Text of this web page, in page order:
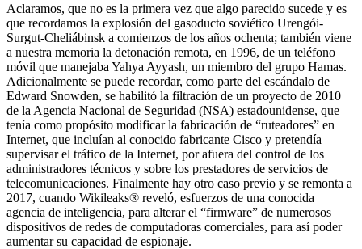
Aclaramos, que no es la primera vez que algo parecido sucede y es
que recordamos la explosión del gasoducto soviético Urengói-
Surgut-Cheliábinsk a comienzos de los años ochenta; también viene
a nuestra memoria la detonación remota, en 1996, de un teléfono
móvil que manejaba Yahya Ayyash, un miembro del grupo Hamas.
Adicionalmente se puede recordar, como parte del escándalo de
Edward Snowden, se habilitó la filtración de un proyecto de 2010
de la Agencia Nacional de Seguridad (NSA) estadounidense, que
tenía como propósito modificar la fabricación de “ruteadores” en
Internet, que incluían al conocido fabricante Cisco y pretendía
supervisar el tráfico de la Internet, por afuera del control de los
administradores técnicos y sobre los prestadores de servicios de
telecomunicaciones. Finalmente hay otro caso previo y se remonta a
2017, cuando Wikileaks® reveló, esfuerzos de una conocida
agencia de inteligencia, para alterar el “firmware” de numerosos
dispositivos de redes de computadoras comerciales, para así poder
aumentar su capacidad de espionaje.